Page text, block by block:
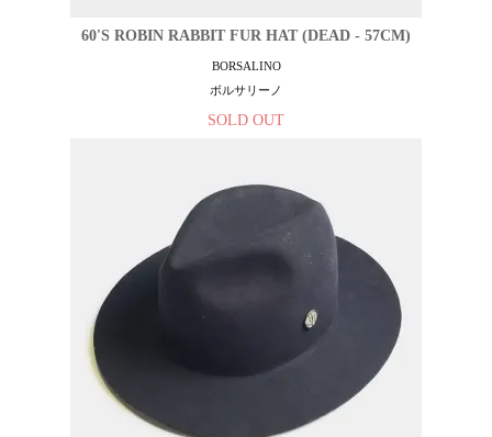
60'S ROBIN RABBIT FUR HAT (DEAD - 57CM)
BORSALINO
ボルサリーノ
SOLD OUT